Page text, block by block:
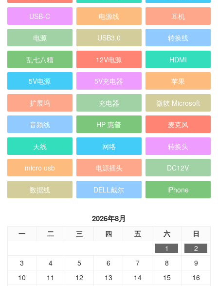
USB-C 电源线 耳机
电源 USB3.0 转换线
乱七八糟 12V电源 HDMI
5V电源 5V充电器 苹果
扩展坞 充电器 微软 Microsoft
音频线 HP 惠普 麦克风
天线 网络 转换头
micro usb 电源插头 DC12V
数据线 DELL戴尔 iPhone
2026年8月
一 二 三 四 五 六 日
1
2
3
4 5 6 7 8
9
10
11 12 13 14 15
16